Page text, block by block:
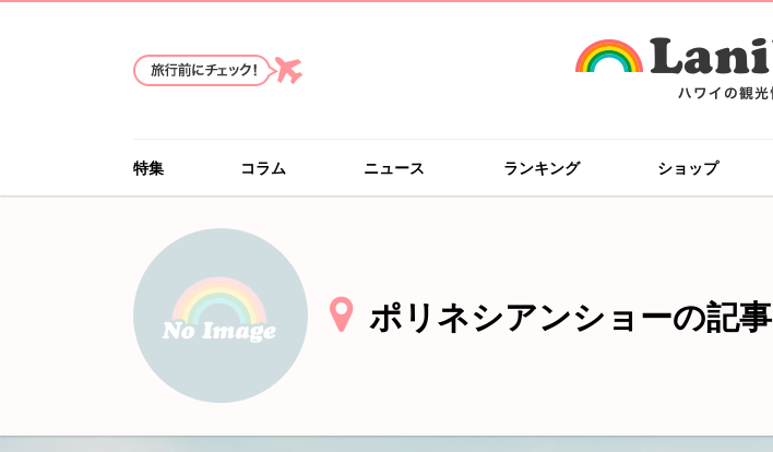
特集 コラム ニュース ランキング ショップ
ポリネシアンショーの記事